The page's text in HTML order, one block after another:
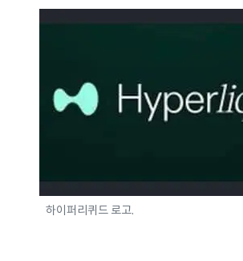
하이퍼리퀴드 로고.